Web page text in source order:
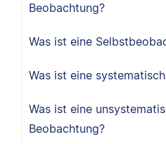
Beobachtung?
Was ist eine
Was ist eine
Was ist eine
Beobachtung?